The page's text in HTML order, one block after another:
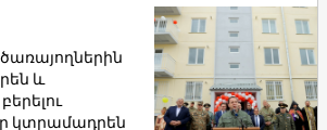
և
կտրամադրեն